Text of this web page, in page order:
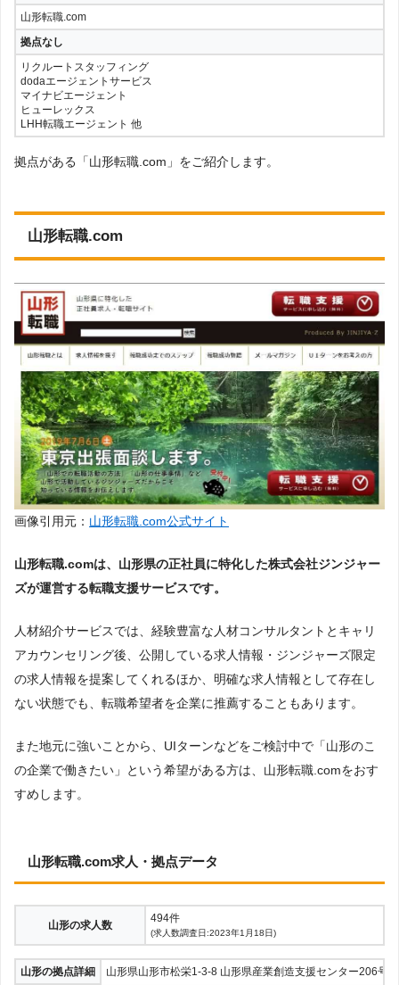
山形転職.com
拠点なし
リクルートスタッフィング
dodaエージェントサービス
マイナビエージェント
ヒューレックス
LHH転職エージェント 他
拠点がある「山形転職.com」をご紹介します。
山形転職.com
画像引用元： 山形転職.com公式サイト
山形転職.comは、山形県の正社員に特化した株式会社ジンジャー
ズが運営する転職支援サービスです。
人材紹介サービスでは、経験豊富な人材コンサルタントとキャリ
アカウンセリング後、公開している求人情報・ジンジャーズ限定
の求人情報を提案してくれるほか、明確な求人情報として存在し
ない状態でも、転職希望者を企業に推薦することもあります。
また地元に強いことから、UIターンなどをご検討中で「山形のこ
の企業で働きたい」という希望がある方は、山形転職.comをおす
すめします。
山形転職.com求人・拠点データ
山形の求人数
494件
(求人数調査日:2023年1月18日)
山形の拠点詳細 山形県山形市松栄1-3-8 山形県産業創造支援センター206号